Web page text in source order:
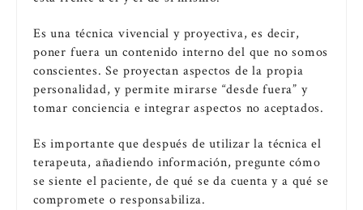
Es una técnica vivencial y proyectiva, es decir,
poner fuera un contenido interno del que no somos
conscientes. Se proyectan aspectos de la propia
personalidad, y permite mirarse “desde fuera” y
tomar conciencia e integrar aspectos no aceptados.
Es importante que después de utilizar la técnica el
terapeuta, añadiendo información, pregunte cómo
se siente el paciente, de qué se da cuenta y a qué se
compromete o responsabiliza.